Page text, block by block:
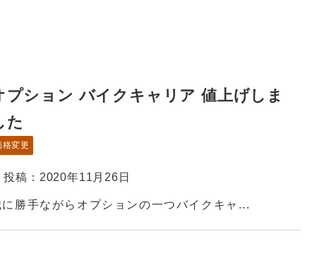
プション バイクキャリア 値上げしま
た
格変更
投稿：2020年11月26日
に勝手ながらオプションの一つバイクキャ...